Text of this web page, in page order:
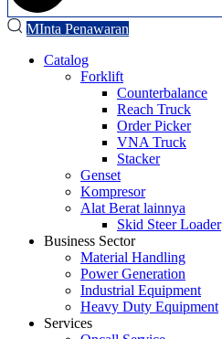
MInta Penawaran
Catalog
Forklift
Counterbalance
Reach Truck
Order Picker
VNA Truck
Stacker
Genset
Kompresor
Alat Berat lainnya
Skid Steer Loader
Business Sector
Material Handling
Power Generation
Industrial Equipment
Heavy Duty Equipment
Services